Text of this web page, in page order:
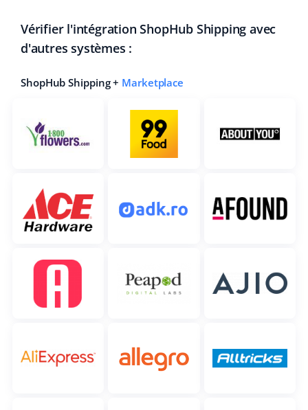
Vérifier l'intégration ShopHub Shipping avec
d'autres systèmes :
ShopHub Shipping + Marketplace